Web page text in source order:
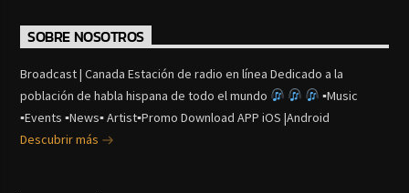
SOBRE NOSOTROS
Broadcast | Canada Estación de radio en línea Dedicado a la
población de habla hispana de todo el mundo
▪Music
▪Events ▪News▪ Artist▪Promo Download APP iOS |Android
Descubrir más